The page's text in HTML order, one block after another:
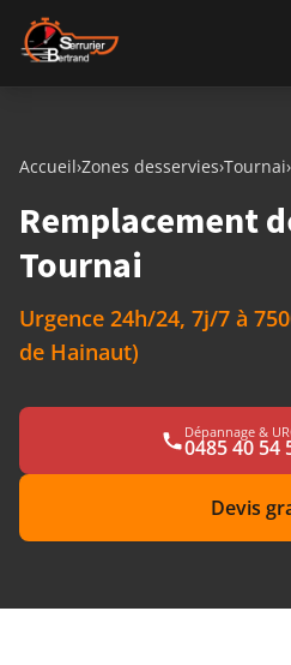
Aller au contenu
Accueil›Zones desservies›Tournai›
Remplacement
Tournai
Urgence 24h/24, 7j/7 à
de Hainaut)
Dépannage &
0485 40 54
Devis